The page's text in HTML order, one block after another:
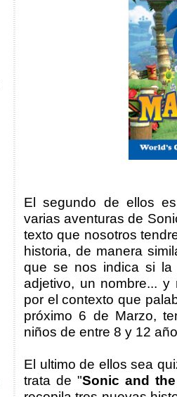
El segundo de ellos
varias aventuras de
texto que nosotros
historia, de manera
que se nos indica si
adjetivo, un nombre... y
por el contexto que
próximo 6 de Marzo,
niños de entre 8 y 12
El ultimo de ellos sea
trata de "Sonic and